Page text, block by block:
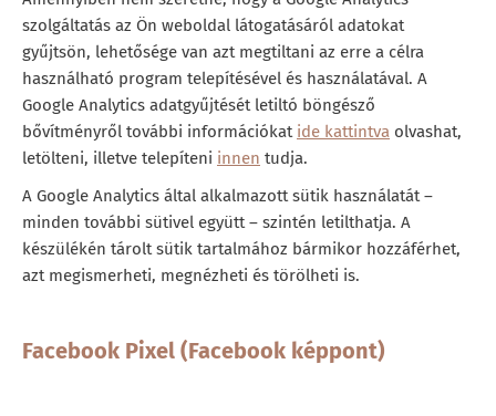
szolgáltatás az Ön weboldal látogatásáról adatokat
gyűjtsön, lehetősége van azt megtiltani az erre a célra
használható program telepítésével és használatával. A
Google Analytics adatgyűjtését letiltó böngésző
bővítményről további információkat ide kattintva olvashat,
letölteni, illetve telepíteni innen tudja.
A Google Analytics által alkalmazott sütik használatát –
minden további sütivel együtt – szintén letilthatja. A
készülékén tárolt sütik tartalmához bármikor hozzáférhet,
azt megismerheti, megnézheti és törölheti is.
Facebook Pixel (Facebook képpont)